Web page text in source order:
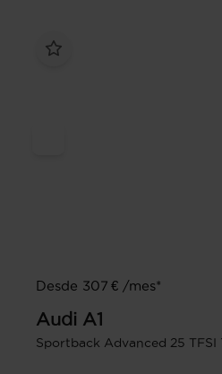
Desde 307 € /mes*
Audi A1
Sportback Advanced 25 TFSI